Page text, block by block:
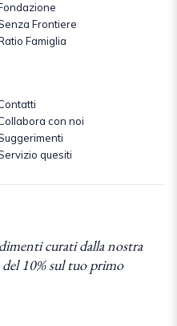
Frontiere
Famiglia
con noi
quesiti
curati dalla nostra
10% sul tuo primo